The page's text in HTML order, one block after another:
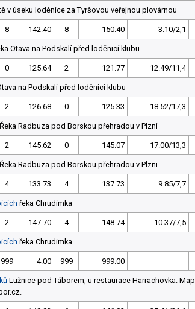
v úseku loděnice za Tyršovou veřejnou plovárnou
8 142.40 8 150.40 3.10/2,1
Otava na Podskalí před loděnicí klubu
0 125.64 2 121.77 12.49/11,4
na Podskalí před loděnicí klubu
2 126.68 0 125.33 18.52/17,3
Radbuza pod Borskou přehradou v Plzni
2 145.62 0 145.07 17.00/13,3
Radbuza pod Borskou přehradou v Plzni
4 133.73 4 137.73 9.85/7,7
řeka Chrudimka
2 147.70 4 148.74 10.37/7,5
řeka Chrudimka
999 4.00 999 999.00
Lužnice pod Táborem, u restaurace Harrachovka.